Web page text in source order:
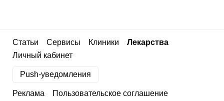
Статьи Сервисы Клиники
Лекарства
Личный кабинет
Push-уведомления
Реклама
Пользовательское соглашение